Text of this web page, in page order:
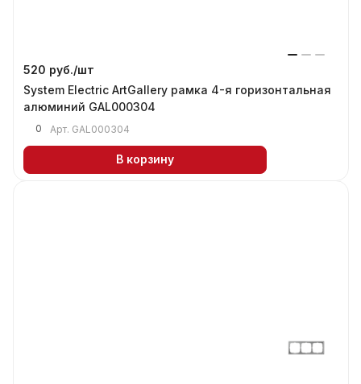
520 руб./шт
System Electric ArtGallery рамка 4-я горизонтальная
алюминий GAL000304
0 Арт. GAL000304
В корзину